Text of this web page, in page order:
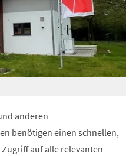
anderen
benötigen einen schnellen,
auf alle relevanten